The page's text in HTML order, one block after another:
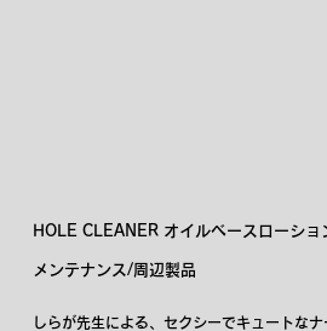
HOLE CLEANER オイルベースローショ
メンテナンス/周辺製品
しらが先生による、セクシーでキュートな